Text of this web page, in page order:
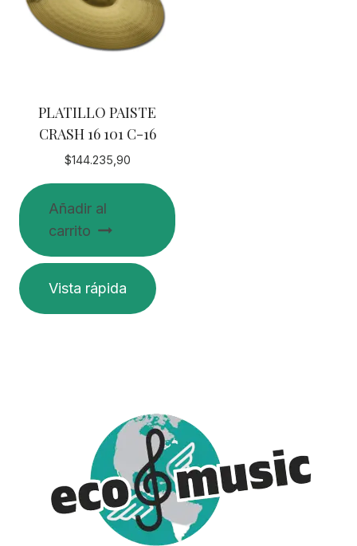
PLATILLO PAISTE
CRASH 16 101 C-16
$144.235,90
Añadir al
carrito
Vista rápida